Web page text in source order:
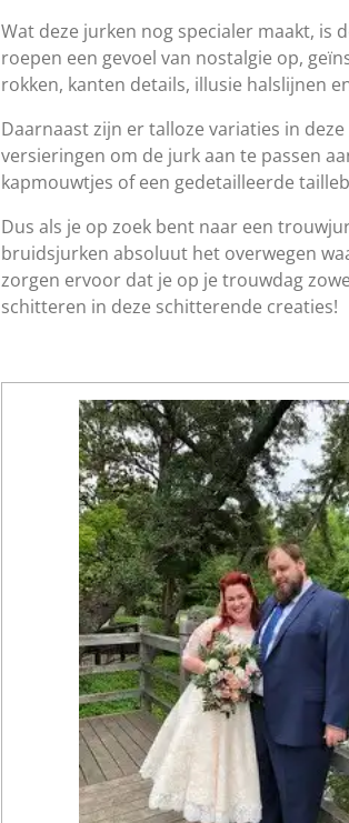
Wat deze jurken nog specialer maakt, is
roepen een gevoel van nostalgie op,
rokken, kanten details, illusie halslijnen
Daarnaast zijn er talloze variaties in
versieringen om de jurk aan te passen
kapmouwtjes of een gedetailleerde
Dus als je op zoek bent naar een
bruidsjurken absoluut het overwegen
zorgen ervoor dat je op je trouwdag
schitteren in deze schitterende creaties!